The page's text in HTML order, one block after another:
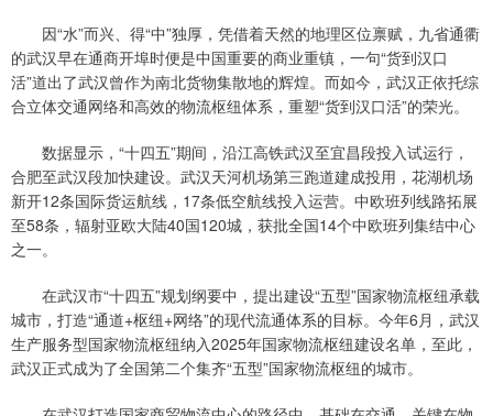
因“水”而兴、得“中”独厚，凭借着天然的地理区位禀赋，九省通衢
的武汉早在通商开埠时便是中国重要的商业重镇，一句“货到汉口
活”道出了武汉曾作为南北货物集散地的辉煌。而如今，武汉正依托综
合立体交通网络和高效的物流枢纽体系，重塑“货到汉口活”的荣光。
数据显示，“十四五”期间，沿江高铁武汉至宜昌段投入试运行，
合肥至武汉段加快建设。武汉天河机场第三跑道建成投用，花湖机场
新开12条国际货运航线，17条低空航线投入运营。中欧班列线路拓展
至58条，辐射亚欧大陆40国120城，获批全国14个中欧班列集结中心
之一。
在武汉市“十四五”规划纲要中，提出建设“五型”国家物流枢纽承载
城市，打造“通道+枢纽+网络”的现代流通体系的目标。今年6月，武汉
生产服务型国家物流枢纽纳入2025年国家物流枢纽建设名单，至此，
武汉正式成为了全国第二个集齐“五型”国家物流枢纽的城市。